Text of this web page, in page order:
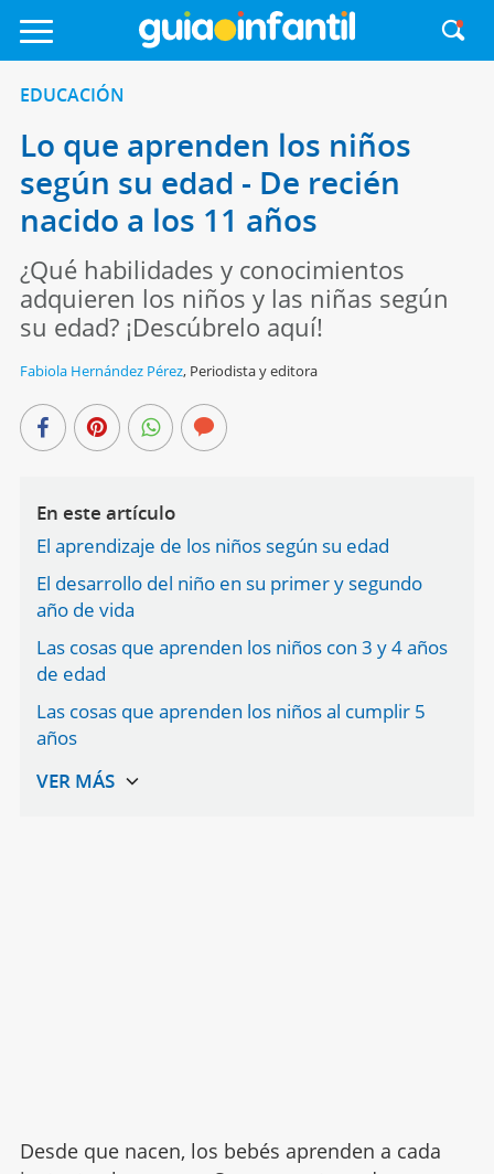
EDUCACIÓN
Lo que aprenden los niños
según su edad - De recién
nacido a los 11 años
¿Qué habilidades y conocimientos
adquieren los niños y las niñas según
su edad? ¡Descúbrelo aquí!
Fabiola Hernández Pérez, Periodista y editora
En este artículo
El aprendizaje de los niños según su edad
El desarrollo del niño en su primer y segundo
año de vida
Las cosas que aprenden los niños con 3 y 4 años
de edad
Las cosas que aprenden los niños al cumplir 5
años
Desde que nacen, los bebés aprenden a cada